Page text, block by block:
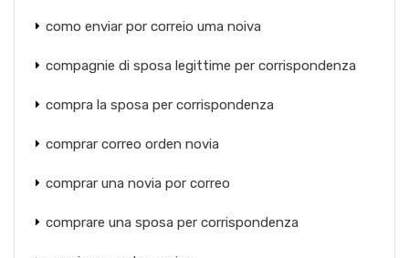
como enviar por correio uma noiva
compagnie di sposa legittime per corrispondenza
compra la sposa per corrispondenza
comprar correo orden novia
comprar una novia por correo
comprare una sposa per corrispondenza